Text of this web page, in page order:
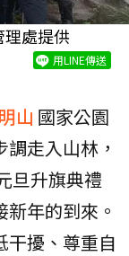
處提供
用LINE傳送
山 國家公園
調走入山林，
旦升旗典禮
年的到來。
干擾、尊重自